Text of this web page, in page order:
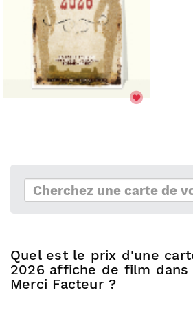
Quel est le prix d'une
2026 affiche de film dans
Merci Facteur ?